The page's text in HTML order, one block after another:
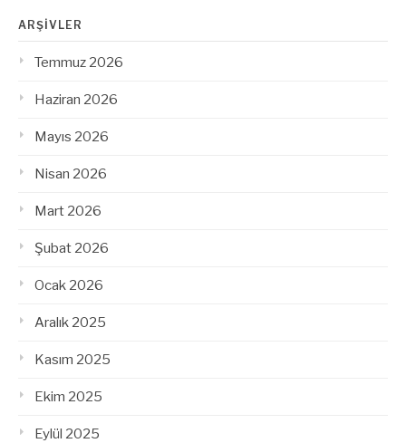
ARŞIVLER
Temmuz 2026
Haziran 2026
Mayıs 2026
Nisan 2026
Mart 2026
Şubat 2026
Ocak 2026
Aralık 2025
Kasım 2025
Ekim 2025
Eylül 2025